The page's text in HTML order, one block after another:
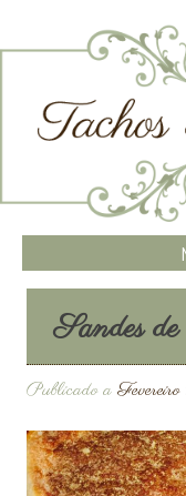
Sandes de
Publicado a